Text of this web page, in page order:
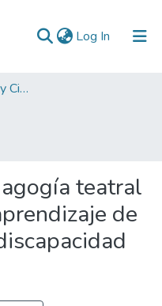
Log In (current)
Facultad de Psicología y Ciencias Sociales
teatral
de